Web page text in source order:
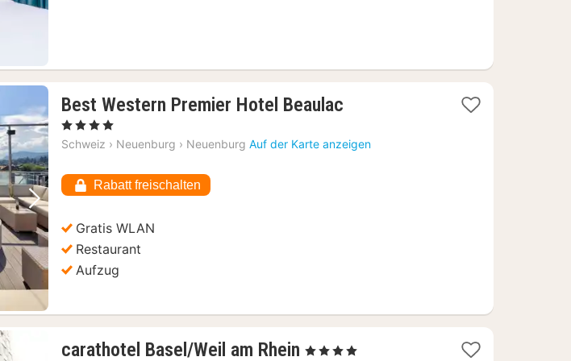
Nächstes Bild
Best Western Premier Hotel Beaulac
ab
, 4 Sterne
Schweiz › Neuenburg › Neuenburg Auf der Karte anzeigen
Rabatt freischalten
Gratis WLAN
Restaurant
Aufzug
carathotel Basel/Weil am Rhein 1
, 4 Sterne